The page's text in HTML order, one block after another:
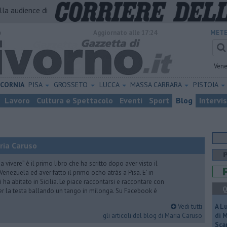
audience di
PISA GROSSETO LUCCA MASSA CARRARA PISTOIA
Lavoro Cultura e Spettacolo Eventi Sport Blog
Caruso
da vivere” è il primo libro che ha scritto dopo aver visto il
ed aver fatto il primo ocho atràs a Pisa. E' in
abitato in Sicilia. Le piace raccontarsi e raccontare con
la testa ballando un tango in milonga. Su Facebook è
Vedi tutti
gli articoli del blog di Maria Caruso
A
di